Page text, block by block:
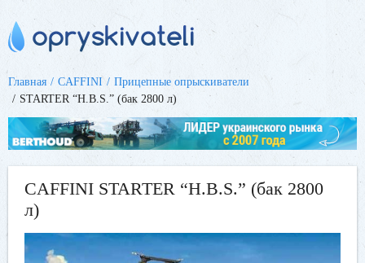
Главная CAFFINI
Прицепные опрыскиватели
STARTER “H.B.S.” (бак 2800 л)
CAFFINI STARTER “H.B.S.” (бак 2800
л)